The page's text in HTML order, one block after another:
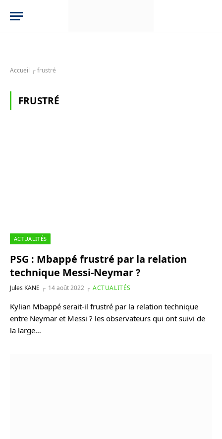
Accueil ┌frustré
FRUSTRÉ
ACTUALITÉS
PSG : Mbappé frustré par la relation
technique Messi-Neymar ?
Jules KANE 14 août 2022 ACTUALITÉS
Kylian Mbappé serait-il frustré par la relation technique
entre Neymar et Messi ? les observateurs qui ont suivi de
la large…